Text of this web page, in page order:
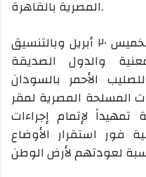
المصرية بالقاهرة.
وأضافت: كما تم صباح اليوم الخميس ٢٠ أبريل وبالتنسيق
والدول الصديقة
الأحمر بالسودان
المسلحة المصرية لمقر
لإتمام إجراءات
فور استقرار الأوضاع